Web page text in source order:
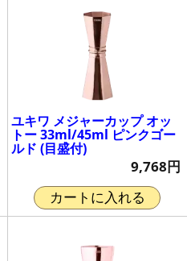
ユキワ メジャーカップ オッ
トー 33ml/45ml ピンクゴー
ルド (目盛付)
9,768円
カートに入れる